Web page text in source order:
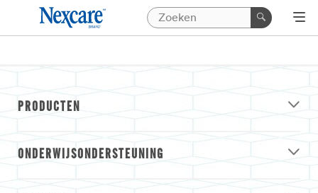
PRODUCTEN
ONDERWIJSONDERSTEUNING